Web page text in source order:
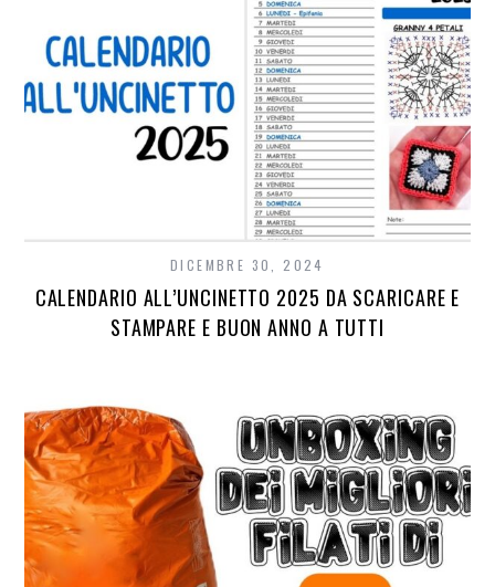
DICEMBRE 30, 2024
CALENDARIO ALL’UNCINETTO 2025 DA SCARICARE E
STAMPARE E BUON ANNO A TUTTI